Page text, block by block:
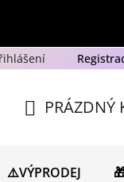
údajů GDPR
KOŠÍK
PRÁZDNÝ
⚠️VÝPRODEJ